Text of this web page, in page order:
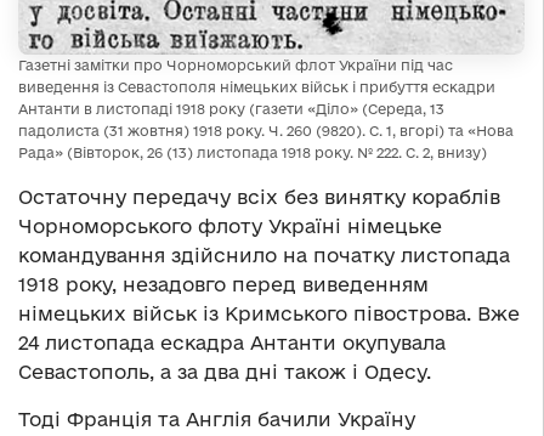
Газетні замітки про Чорноморський флот України під час
виведення із Севастополя німецьких військ і прибуття ескадри
Антанти в листопаді 1918 року (газети «Діло» (Середа, 13
падолиста (31 жовтня) 1918 року. Ч. 260 (9820). С. 1, вгорі) та «Нова
Рада» (Вівторок, 26 (13) листопада 1918 року. № 222. С. 2, внизу)
Остаточну передачу всіх без винятку кораблів
Чорноморського флоту Україні німецьке
командування здійснило на початку листопада
1918 року, незадовго перед виведенням
німецьких військ із Кримського півострова. Вже
24 листопада ескадра Антанти окупувала
Севастополь, а за два дні також і Одесу.
Тоді Франція та Англія бачили Україну